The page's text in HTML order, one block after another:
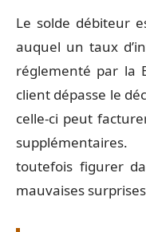
Le solde débiteur
auquel un taux
réglementé par la
client dépasse le
celle-ci peut
toutefois figurer
mauvaises